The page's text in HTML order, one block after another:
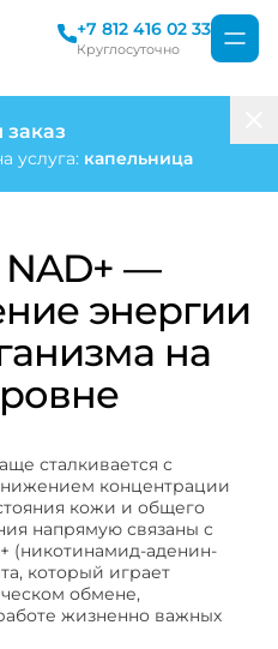
+7 812 416 02 33
Круглосуточно
—
энергии
на
сталкивается с
концентрации
кожи и общего
напрямую связаны с
(никотинамид-аденин-
который играет
обмене,
жизненно важных
услуга: капельница